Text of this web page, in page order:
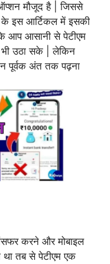
मौजूद है | जिससे
इस आर्टिकल में इसकी
आप आसानी से पेटीएम
उठा सके | लेकिन
पूर्वक अंत तक पढ़ना
करने और मोबाइल
था तब से पेटीएम एक